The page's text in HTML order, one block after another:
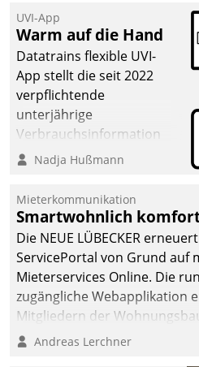
UVI-App
Warm auf die Hand
Datatrains flexible UVI-
App stellt die seit 2022
verpflichtende
unterjährige
Verbrauchsinformation
schnell, zuverlässig und
Die monatlichen
Mitteilungen zum
Heizungs- und
Wasserverbrauch gehen
automatisiert, vollständig
und auf Wunsch über
mehrere zuvor
Kommunikationswege bei
Nadja Hußmann
Mieterkommunikation
Smartwohnlich
Die NEUE LÜBECKER
ServicePortal von Grund auf
Mieterservices Online. Die
zugängliche Webapplikation
Mitgliedern der
Kontaktaufnahme per
Andreas Lerchner